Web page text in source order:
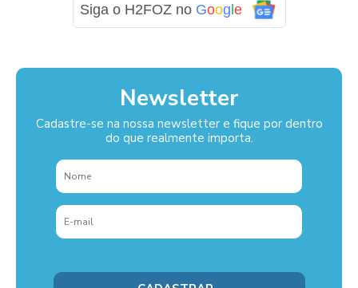
Siga o H2FOZ no Google
Newsletter
Cadastre-se na nossa newsletter e fique por dentro
do que realmente importa.